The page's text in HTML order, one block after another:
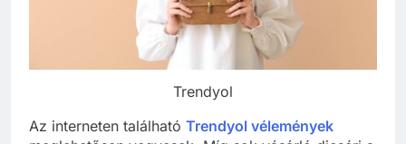
Trendyol
Az interneten található Trendyol vélemények